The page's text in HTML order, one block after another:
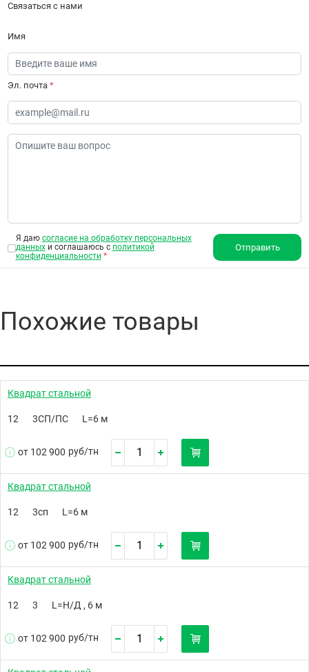
Связаться с нами
Имя
Эл. почта *
Я даю согласие на обработку персональных
данныхи соглашаюсь с политикой
конфиденциальности *
Отправить
Похожие товары
Квадрат стальной
12 3СП/ПС L=6 м
от 102 900 руб/тн
Квадрат стальной
12 3сп L=6 м
от 102 900 руб/тн
Квадрат стальной
12 3 L=Н/Д , 6 м
от 102 900 руб/тн